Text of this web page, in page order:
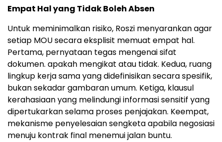
Empat Hal yang Tidak Boleh Absen
Untuk meminimalkan risiko, Roszi menyarankan agar
setiap MOU secara eksplisit memuat empat hal.
Pertama, pernyataan tegas mengenai sifat
dokumen. apakah mengikat atau tidak. Kedua, ruang
lingkup kerja sama yang didefinisikan secara spesifik,
bukan sekadar gambaran umum. Ketiga, klausul
kerahasiaan yang melindungi informasi sensitif yang
dipertukarkan selama proses penjajakan. Keempat,
mekanisme penyelesaian sengketa apabila negosiasi
menuju kontrak final menemui jalan buntu.